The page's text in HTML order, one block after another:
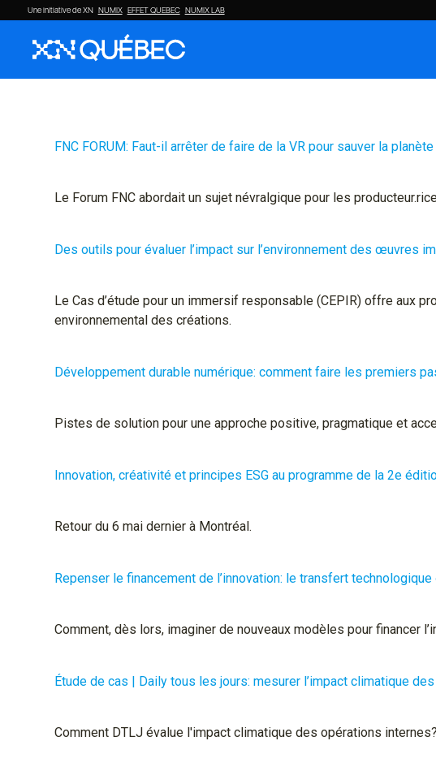
Une initiative de XN NUMIX EFFET QUEBEC NUMIX LAB
FNC FORUM: Faut-il arrêter de faire de la VR pour sauver la planète
Le Forum FNC abordait un sujet névralgique pour les
Des outils pour évaluer l’impact sur l’environnement des œuvres
Le Cas d’étude pour un immersif responsable (CEPIR) offre aux
environnemental des créations.
Développement durable numérique: comment faire les premiers
Pistes de solution pour une approche positive, pragmatique et
Innovation, créativité et principes ESG au programme de la 2e
Retour du 6 mai dernier à Montréal.
Repenser le financement de l’innovation: le transfert
Comment, dès lors, imaginer de nouveaux modèles pour financer
Étude de cas | Daily tous les jours: mesurer l’impact climatique
Comment DTLJ évalue l'impact climatique des opérations internes?